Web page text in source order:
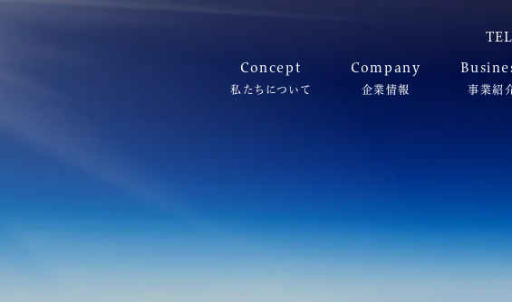
Concept
私たちについて
Company
企業情報 事業紹